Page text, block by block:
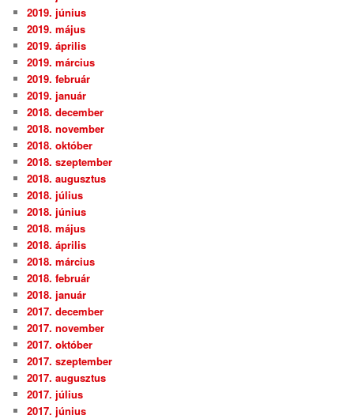
2019. június
2019. május
2019. április
2019. március
2019. február
2019. január
2018. december
2018. november
2018. október
2018. szeptember
2018. augusztus
2018. július
2018. június
2018. május
2018. április
2018. március
2018. február
2018. január
2017. december
2017. november
2017. október
2017. szeptember
2017. augusztus
2017. július
2017. június